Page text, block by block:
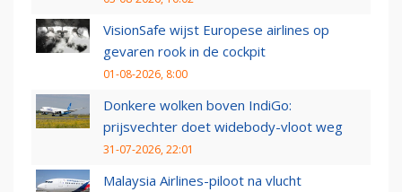
VisionSafe wijst Europese airlines op
gevaren rook in de cockpit
01-08-2026, 8:00
Donkere wolken boven IndiGo:
prijsvechter doet widebody-vloot weg
31-07-2026, 22:01
Malaysia Airlines-piloot na vlucht